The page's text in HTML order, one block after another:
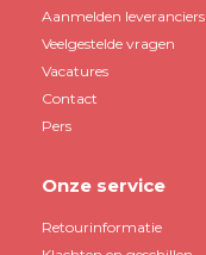
Aanmelden leveranciers
Veelgestelde vragen
Vacatures
Contact
Pers
Onze service
Retourinformatie